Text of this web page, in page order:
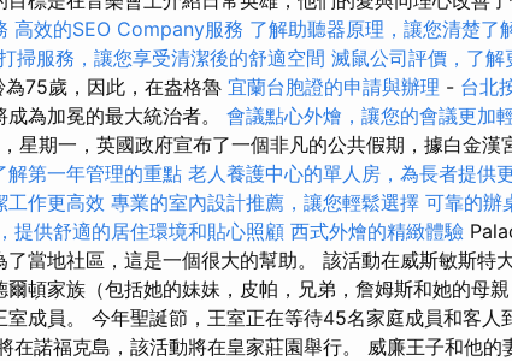
高效的SEO Company服務 了解助聽器原理，讓您清楚了
掃服務，讓您享受清潔後的舒適空間 滅鼠公司評價，了
75歲，因此，在盎格魯 宜蘭台胞證的申請與辦理 - 台北
為加冕的最大統治者。 會議點心外燴，讓您的會議更加
星期一，英國政府宣布了一個非凡的公共假期，據白金
解第一年管理的重點 老人養護中心的單人房，為長者提供
工作更高效 專業的室內設計推薦，讓您輕鬆選擇 可靠的辦
提供舒適的居住環境和貼心照顧 西式外燴的精緻體驗
當地社區，這是一個很大的幫助。 該活動在威斯敏斯特
頓家族（包括她的妹妹，皮帕，兄弟，詹姆斯和她的母
室成員。 今年聖誕節，王室正在等待45名家庭成員和客人
在諾福克島，該活動將在皇家莊園舉行。 威廉王子和他的